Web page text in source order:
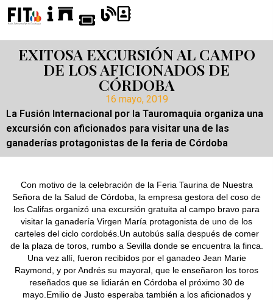
EXITOSA EXCURSIÓN AL CAMPO
DE LOS AFICIONADOS DE
CÓRDOBA
16 mayo, 2019
La Fusión Internacional por la Tauromaquia organiza una
excursión con aficionados para visitar una de las
ganaderías protagonistas de la feria de Córdoba
Con motivo de la celebración de la Feria Taurina de Nuestra
Señora de la Salud de Córdoba, la empresa gestora del coso de
los Califas organizó una excursión gratuita al campo bravo para
visitar la ganadería Virgen María protagonista de uno de los
carteles del ciclo cordobés.Un autobús salía después de comer
de la plaza de toros, rumbo a Sevilla donde se encuentra la finca.
Una vez allí, fueron recibidos por el ganadeo Jean Marie
Raymond, y por Andrés su mayoral, que le enseñaron los toros
reseñados que se lidiarán en Córdoba el próximo 30 de
mayo.Emilio de Justo esperaba también a los aficionados y